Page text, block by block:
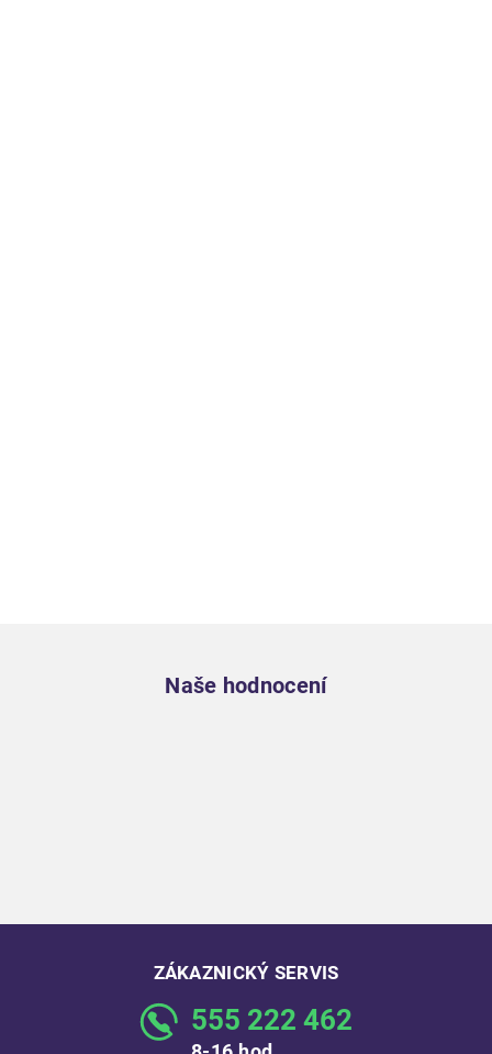
Naše hodnocení
ZÁKAZNICKÝ SERVIS
555 222 462